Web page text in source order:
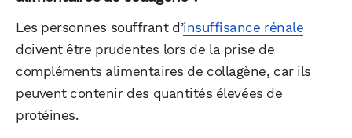
Les personnes souffrant d’insuffisance rénale
doivent être prudentes lors de la prise de
compléments alimentaires de collagène, car ils
peuvent contenir des quantités élevées de
protéines.